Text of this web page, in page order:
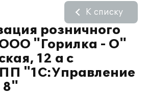
розничного
"Горилка - О"
12 а с
"1С:Управление
8"
К списку